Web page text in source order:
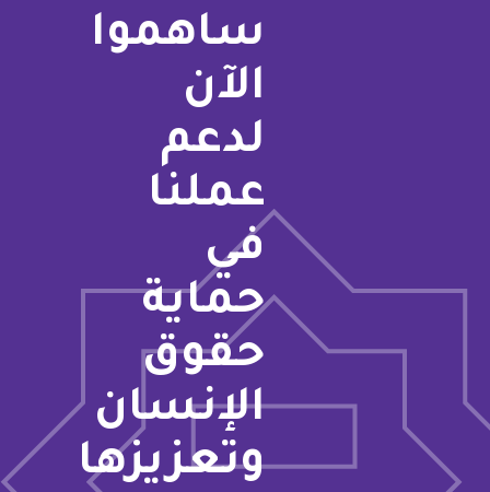
ساهموا
الآن
لدعم
عملنا
في
حماية
حقوق
الإنسان
وتعزيزها